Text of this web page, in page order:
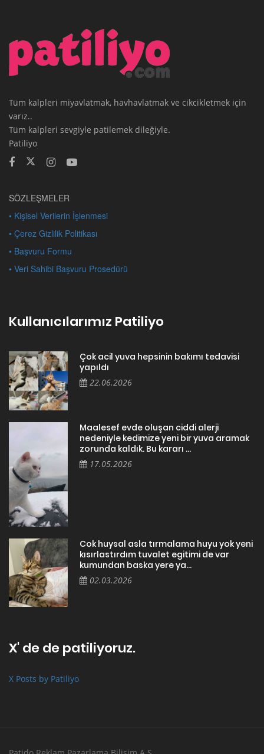
Tüm kalpleri miyavlatmak, havhavlatmak ve cikcikletmek için
varız..
Tüm kalpleri sevgiyle patilemek dileğiyle.
Patiliyo
SÖZLEŞMELER
• Kişisel Verilerin İşlenmesi
• Çerez Gizlilik Politikası
• Başvuru Formu
• Veri Sahibi Başvuru Prosedürü
Kullanıcılarımız Patiliyo
Çok acil yuva hepsinin bakımı tedavisi
yapıldı
22.06.2026
Maalesef evde oluşan ciddi alerji
nedeniyle kedimize yeni bir yuva aramak
zorunda kaldık. Bu kararı ...
17.05.2026
Cok huysal asla tırmalama huyu yok yeni
kısırlastırdım tuvalet egitimi de var
kumundan baska yere ya...
02.03.2026
X' de de patiliyoruz.
X Posts by Patiliyo